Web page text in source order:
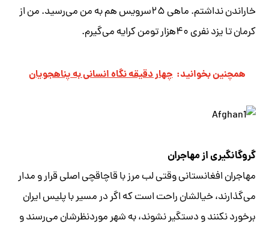
خاراندن نداشتم. ماهی ۲۵سرویس هم به من می‌رسید. من از
کرمان تا یزد نفری ۴۰‌هزار تومن کرایه می‌گیرم.
همچنین بخوانید: چهار دقیقه نگاه انسانی به پناهجویان
گروگانگیری از مهاجران
مهاجران افغانستانی وقتی لب مرز با قاچاقچی اصلی قرار و مدار
می‌گذارند، خیالشان راحت است که اگر در مسیر با پلیس ایران
برخورد نکنند و دستگیر نشوند، به شهر موردنظرشان می‌رسند و